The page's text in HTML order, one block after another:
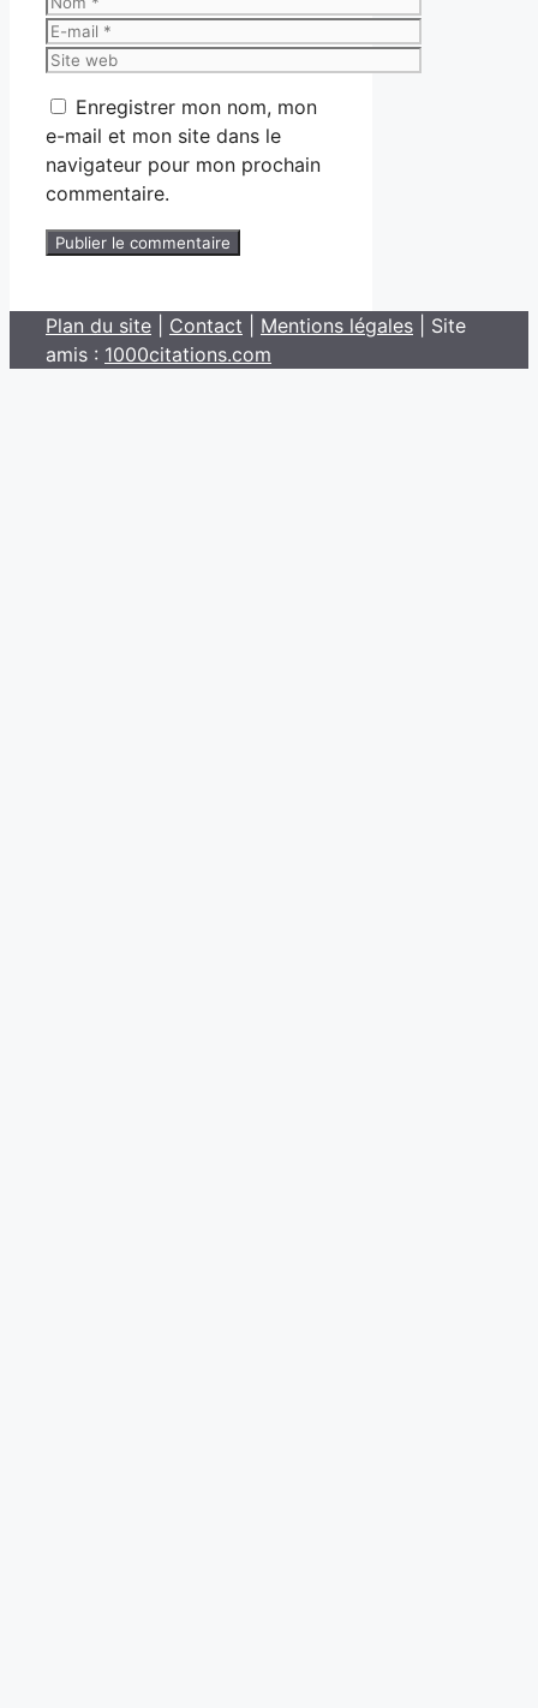
E-
mail
Site
Enregistrer mon nom, mon
e-mail et mon site dans le
navigateur pour mon prochain
commentaire.
Plan du site Contact Mentions légales | Site
amis : 1000citations.com